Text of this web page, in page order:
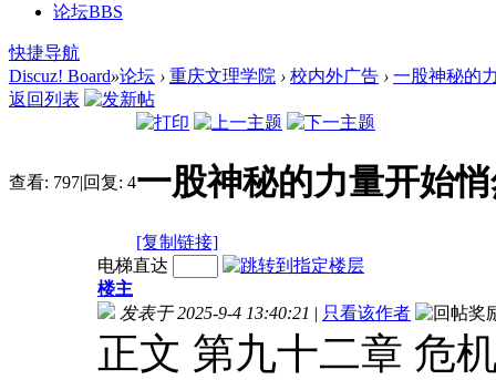
论坛BBS
快捷导航
Discuz! Board»论坛 › 重庆文理学院 › 校内外广告 › 一股神秘的
返回列表
查看: 797|回复: 4一股神秘的力量开始
[复制链接]
电梯直达
楼主
发表于 2025-9-4 13:40:21 | 只看该作者
正文 第九十二章 危